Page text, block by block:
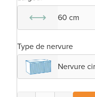
60 cm
Type de nervure
Nervure